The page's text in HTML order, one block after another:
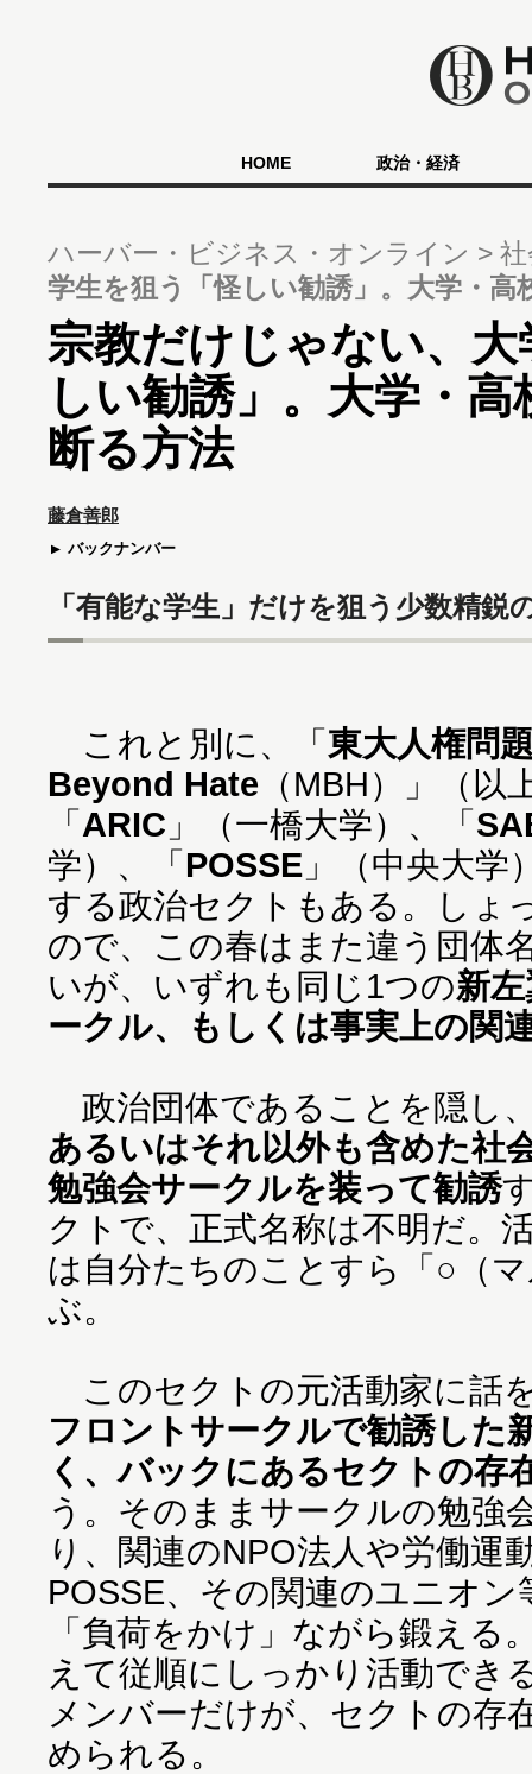
HOME 政治・経済
ハーバー・ビジネス・オンライン
学生を狙う「怪しい勧誘」。大学・
宗教だけじゃない、
しい勧誘」。大学・
断る方法
藤倉善郎
バックナンバー
「有能な学生」だけを狙う少数精鋭
これと別に、「東大人権問
Beyond Hate （MBH）」（以
「ARIC 」（一橋大学）、「
学）、「POSSE 」（中央大学
する政治セクトもある。しょ
ので、この春はまた違う団体
いが、いずれも同じ1つの新
ークル、もしくは事実上の関
政治団体であることを隠し
あるいはそれ以外も含めた社
勉強会サークルを装って勧誘
クトで、正式名称は不明だ。
は自分たちのことすら「○（
ぶ。
このセクトの元活動家に話
フロントサークルで勧誘した
く、バックにあるセクトの存
う。そのままサークルの勉強
り、関連のNPO法人や労働運
POSSE、その関連のユニオ
「負荷をかけ」ながら鍛える
えて従順にしっかり活動でき
メンバーだけが、セクトの存
められる。